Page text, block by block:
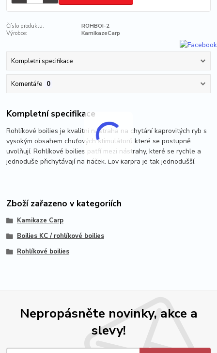
Číslo produktu:
ROHBOI-2
Výrobce:
KamikazeCarp
Kompletní specifikace
Komentáře 0
Kompletní specifikace
Rohlíkové boilies je kvalitní nástraha na chytání kaprovitých ryb s
vysokým obsahem chuťových stimulátorů které se postupně
uvolňují. Rohlíkové boilies patří mezi nástrahy, které se rychle a
jednoduše přichytávají na háček. Lov karpra je tak jednodušší.
Zboží zařazeno v kategoriích
Kamikaze Carp
Boilies KC / rohlíkové boilies
Rohlíkové boilies
Nepropásněte novinky, akce a
slevy!